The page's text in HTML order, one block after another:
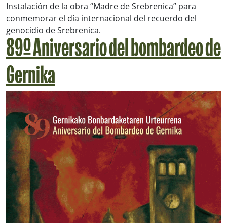
Instalación de la obra “Madre de Srebrenica” para
conmemorar el día internacional del recuerdo del
genocidio de Srebrenica.
89º Aniversario del bombardeo de
Gernika